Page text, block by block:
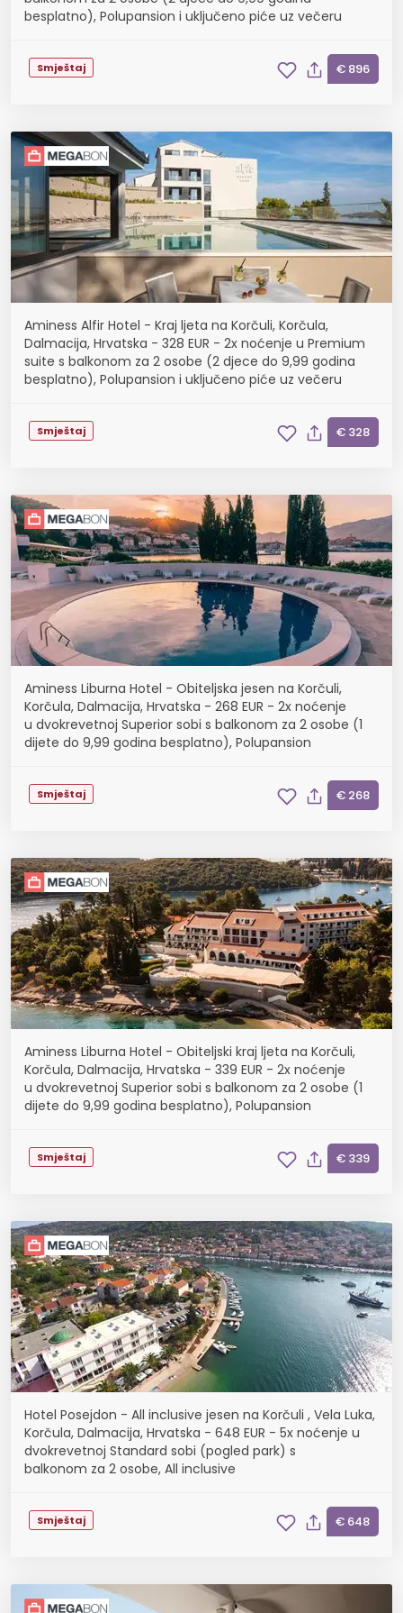
besplatno), Polupansion i uključeno piće uz večeru
Smještaj € 896
Aminess Alfir Hotel - Kraj ljeta na Korčuli, Korčula,
Dalmacija, Hrvatska - 328 EUR - 2x noćenje u Premium
suite s balkonom za 2 osobe (2 djece do 9,99 godina
besplatno), Polupansion i uključeno piće uz večeru
Smještaj € 328
Aminess Liburna Hotel - Obiteljska jesen na Korčuli,
Korčula, Dalmacija, Hrvatska - 268 EUR - 2x noćenje
u dvokrevetnoj Superior sobi s balkonom za 2 osobe (1
dijete do 9,99 godina besplatno), Polupansion
Smještaj € 268
Aminess Liburna Hotel - Obiteljski kraj ljeta na Korčuli,
Korčula, Dalmacija, Hrvatska - 339 EUR - 2x noćenje
u dvokrevetnoj Superior sobi s balkonom za 2 osobe (1
dijete do 9,99 godina besplatno), Polupansion
Smještaj € 339
Hotel Posejdon - All inclusive jesen na Korčuli , Vela Luka,
Korčula, Dalmacija, Hrvatska - 648 EUR - 5x noćenje u
dvokrevetnoj Standard sobi (pogled park) s
balkonom za 2 osobe, All inclusive
Smještaj € 648